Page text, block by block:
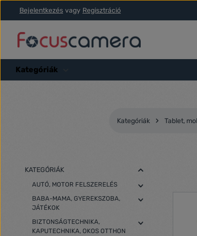
a fő tartalomra
Ugrás a kereséshez
Ugrás a fő navigációhoz
Bejelentkezés vagy Regisztráció
Kategóriák
Kategóriák Tablet,
KATEGÓRIÁK
AUTÓ, MOTOR FELSZERELÉS
BABA-MAMA, GYEREKSZOBA,
JÁTÉKOK
BIZTONSÁGTECHNIKA,
KAPUTECHNIKA, OKOS OTTHON